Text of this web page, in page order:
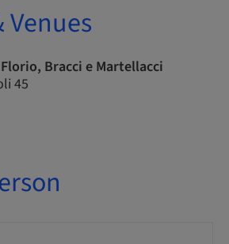
Bracci e Martellacci
45